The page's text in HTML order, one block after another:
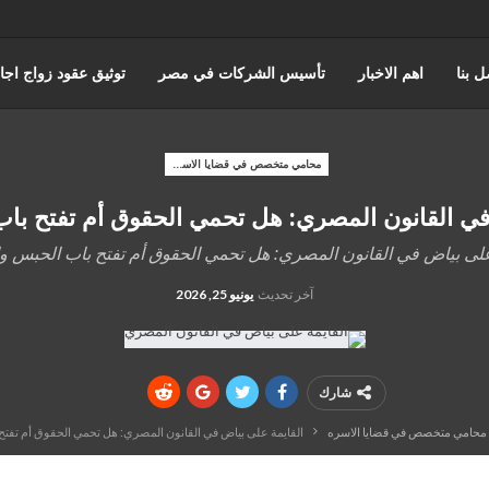
بنا اهم الاخبار تأسيس الشركات في مصر توثيق عقود زواج
اختصاصات مؤسسة حورس للمحاماه قضايا مجلس الدوله والقضاء
محامي متخصص في قضايا الاسره
القانون المصري: هل تحمي الحقوق أم تفتح
على بياض في القانون المصري: هل تحمي الحقوق أم تفتح باب الحبس
آخر تحديث يونيو 25, 2026
شارك
محامي متخصص في قضايا الاسره القايمة على بياض في القانون المصري: هل تحمي الحقوق أم